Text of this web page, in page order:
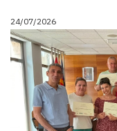
24/07/2026